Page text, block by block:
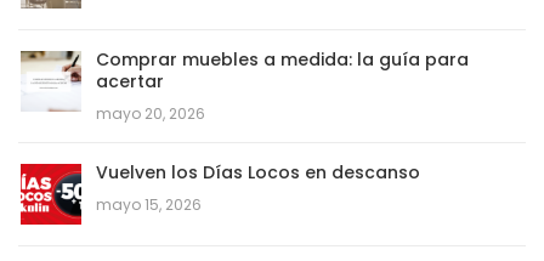
Comprar muebles a medida: la guía para
acertar
mayo 20, 2026
Vuelven los Días Locos en descanso
mayo 15, 2026